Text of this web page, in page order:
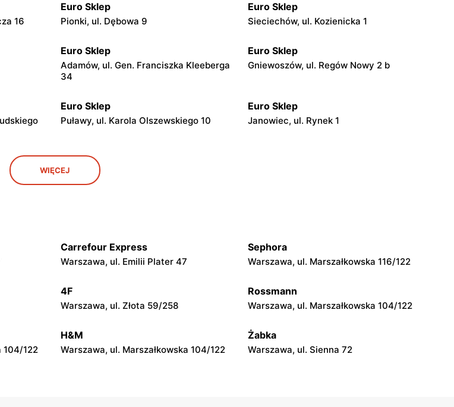
16
Euro Sklep
Pionki, ul. Dębowa 9
Euro Sklep
Sieciechów, ul. Kozienicka 1
Euro Sklep
Adamów, ul. Gen. Franciszka Kleeberga
34
Euro Sklep
Gniewoszów, ul. Regów Nowy 2 b
Euro Sklep
Puławy, ul. Karola Olszewskiego 10
Euro Sklep
Janowiec, ul. Rynek 1
31
Euro Sklep
Końskie, ul. Niepodległości 7
Euro Sklep
Józefów nad Wisłą, ul. pl. Wolności 27
Euro Sklep
Ostrowiec Świętokrzyski al. Jana Pawła
Euro Sklep
Władysława Sikorskiego 41
Euro Sklep
Patronackie 16 A
WIĘCEJ
Carrefour Express
Warszawa, ul. Emilii Plater 47
Sephora
Warszawa, ul. Marszałkowska 116/122
4F
Warszawa, ul. Złota 59/258
Rossmann
Warszawa, ul. Marszałkowska 104/122
104/122
H&M
Warszawa, ul. Marszałkowska 104/122
Żabka
Warszawa, ul. Sienna 72